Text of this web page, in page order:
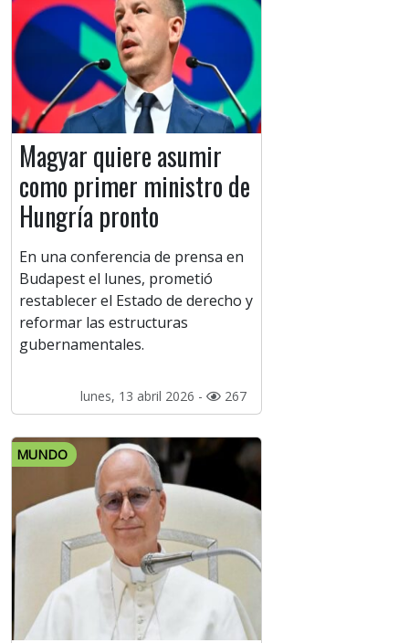
Magyar quiere asumir
como primer ministro de
Hungría pronto
En una conferencia de prensa en
Budapest el lunes, prometió
restablecer el Estado de derecho y
reformar las estructuras
gubernamentales.
lunes, 13 abril 2026 - 267
MUNDO